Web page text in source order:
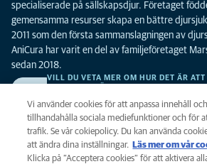
specialiserade på sällskapsdjur. Företaget
gemensamma resurser skapa en bättre
2011 som den första sammanslagningen av
AniCura har varit en del av familjeföretaget
sedan 2018.
VILL DU VETA MER OM HUR DET ÄR
Integritet
Vi använder cookies för att anpassa innehåll
tillhandahålla sociala mediefunktioner och för
trafik. Se vår cokiepolicy. Du kan använda
att ändra dina inställningar.
Läs mer om vår
Klicka på ”Acceptera cookies” för att aktivera